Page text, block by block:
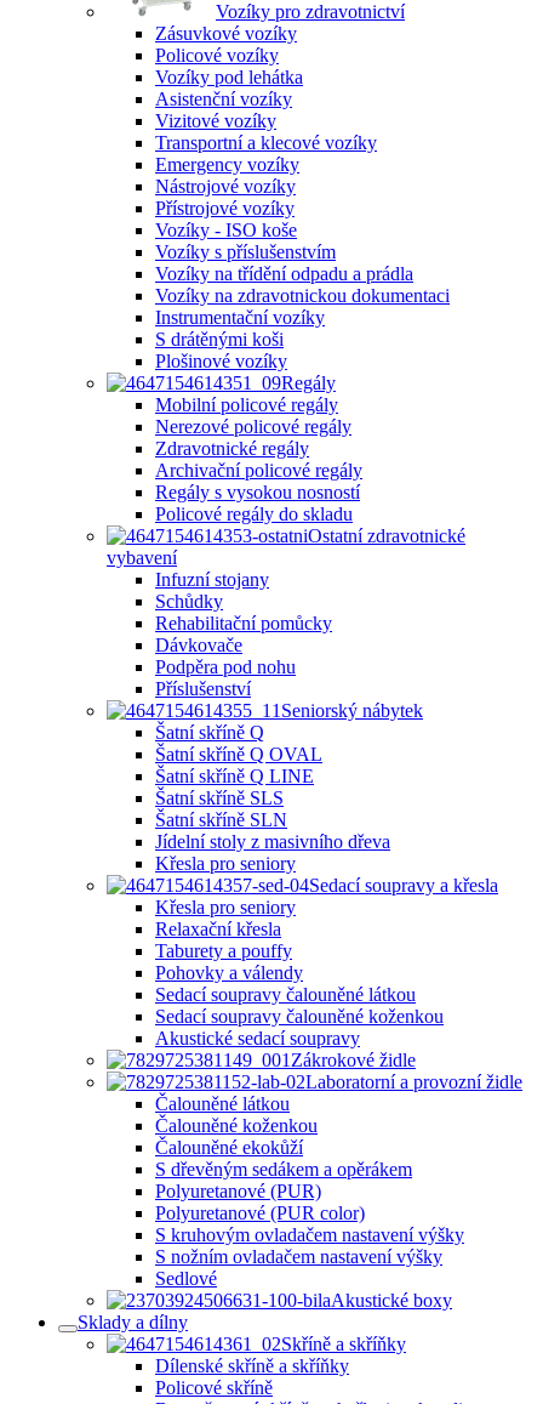
Vozíky pro zdravotnictví
Zásuvkové vozíky
Policové vozíky
Vozíky pod lehátka
Asistenční vozíky
Vizitové vozíky
Transportní a klecové vozíky
Emergency vozíky
Nástrojové vozíky
Přístrojové vozíky
Vozíky - ISO koše
Vozíky s příslušenstvím
Vozíky na třídění odpadu a prádla
Vozíky na zdravotnickou dokumentaci
Instrumentační vozíky
S drátěnými koši
Plošinové vozíky
Regály
Mobilní policové regály
Nerezové policové regály
Zdravotnické regály
Archivační policové regály
Regály s vysokou nosností
Policové regály do skladu
Ostatní zdravotnické
vybavení
Infuzní stojany
Schůdky
Rehabilitační pomůcky
Dávkovače
Podpěra pod nohu
Příslušenství
Seniorský nábytek
Šatní skříně Q
Šatní skříně Q OVAL
Šatní skříně Q LINE
Šatní skříně SLS
Šatní skříně SLN
Jídelní stoly z masivního dřeva
Křesla pro seniory
Sedací soupravy a křesla
Křesla pro seniory
Relaxační křesla
Taburety a pouffy
Pohovky a válendy
Sedací soupravy čalouněné látkou
Sedací soupravy čalouněné koženkou
Akustické sedací soupravy
Zákrokové židle
Laboratorní a provozní židle
Čalouněné látkou
Čalouněné koženkou
Čalouněné ekokůží
S dřevěným sedákem a opěrákem
Polyuretanové (PUR)
Polyuretanové (PUR color)
S kruhovým ovladačem nastavení výšky
S nožním ovladačem nastavení výšky
Sedlové
Akustické boxy
Sklady a dílny
Skříně a skříňky
Dílenské skříně a skříňky
Policové skříně